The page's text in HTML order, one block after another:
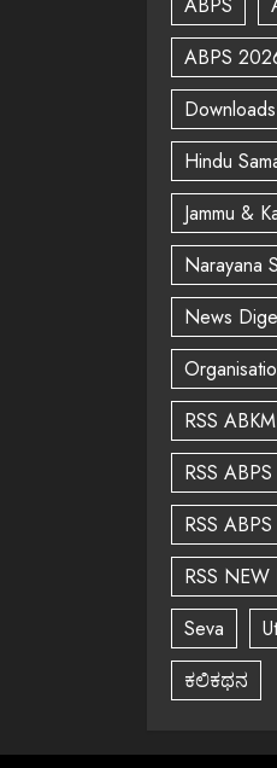
ABPS
Downloads
Hindu
Jammu &
Narayana
News
RSS
RSS
RSS
RSS
Seva
ಕಲಿಕಥನ